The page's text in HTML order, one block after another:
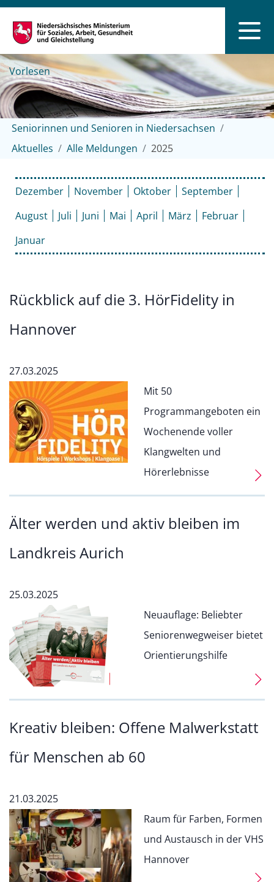
Vorlesen
Seniorinnen und Senioren in Niedersachsen
Aktuelles
Alle Meldungen 2025
Dezember November Oktober
September
August
Juli Juni Mai April März
Februar
Januar
Rückblick auf die 3. HörFidelity in
Hannover
27.03.2025
Mit 50
Programmangeboten ein
Wochenende voller
Klangwelten und
Hörerlebnisse
Älter werden und aktiv bleiben im
Landkreis Aurich
25.03.2025
Neuauflage: Beliebter
Seniorenwegweiser bietet
Orientierungshilfe
Kreativ bleiben: Offene Malwerkstatt
für Menschen ab 60
21.03.2025
Raum für Farben, Formen
und Austausch in der VHS
Hannover